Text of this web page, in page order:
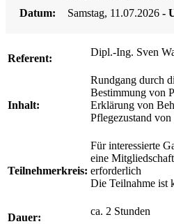
Datum:
Samstag, 11.07.2026 -
Referent:
Dipl.-Ing. Sven
Inhalt:
Rundgang durch
Bestimmung von
Erklärung von
Pflegezustand von
Teilnehmerkreis:
Für interessierte
eine
erforderlich
Die Teilnahme ist
Dauer:
ca. 2 Stunden